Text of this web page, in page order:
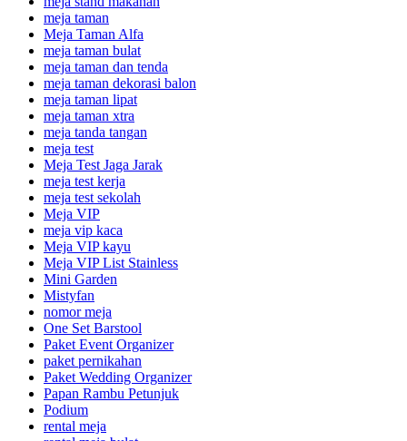
meja taman
Meja Taman Alfa
meja taman bulat
meja taman dan tenda
meja taman dekorasi balon
meja taman lipat
meja taman xtra
meja tanda tangan
meja test
Meja Test Jaga Jarak
meja test kerja
meja test sekolah
Meja VIP
meja vip kaca
Meja VIP kayu
Meja VIP List Stainless
Mini Garden
Mistyfan
nomor meja
One Set Barstool
Paket Event Organizer
paket pernikahan
Paket Wedding Organizer
Papan Rambu Petunjuk
Podium
rental meja